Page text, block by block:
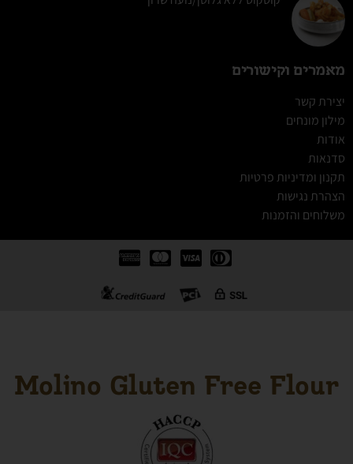
מאמרים וקישורים
יצירת קשר
מילון מונחים
אודות
סדנאות
תקנון ומדיניות פרטיות
הצהרת נגישות
משלוחים והזמנות
Molino Gluten Free Flour